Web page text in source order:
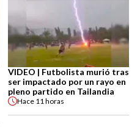
VIDEO | Futbolista murió tras
ser impactado por un rayo en
pleno partido en Tailandia
Hace 11 horas